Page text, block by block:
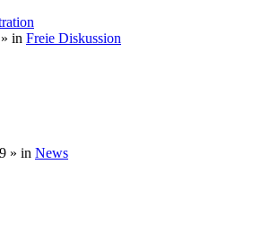
» in Freie Diskussion
» in News